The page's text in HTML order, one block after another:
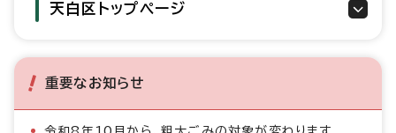
天白区トップページ
重要なお知らせ